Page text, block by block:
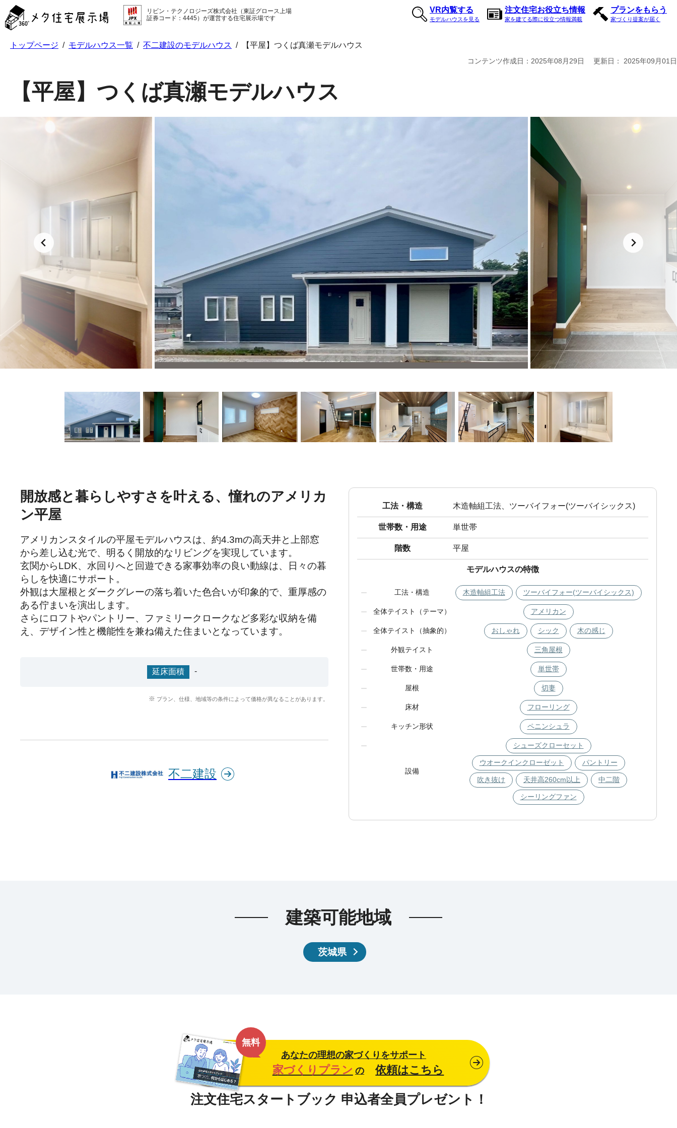
タ
住
リビン・テクノロジーズ株式会社（東証グロース上場
証券コード：4445）が運営する住宅展示場です
VR内覧する
モデルハウスを見る
注文住宅お役立ち情報
家を建てる際に役立つ情報満載
プランをもらう
家づくり提案が届く
トップページ / モデルハウス一覧 / 不二建設のモデルハウス / 【平屋】つくば真瀬モデルハウス
コンテンツ作成日： 2025年08月29日 更新日： 2025年09月01日
【平屋】つくば真瀬モデルハウス
開放感と暮らしやすさを叶える、憧れのアメリカ
ン平屋
アメリカンスタイルの平屋モデルハウスは、約4.3mの高天井と上部窓
から差し込む光で、明るく開放的なリビングを実現しています。
玄関からLDK、水回りへと回遊できる家事効率の良い動線は、日々の暮
らしを快適にサポート。
外観は大屋根とダークグレーの落ち着いた色合いが印象的で、重厚感の
ある佇まいを演出します。
さらにロフトやパントリー、ファミリークロークなど多彩な収納を備
え、デザイン性と機能性を兼ね備えた住まいとなっています。
延床面積 -
プラン、仕様、地域等の条件によって価格が異なることがあります。
不二建設
工法・構造 木造軸組工法、ツーバイフォー(ツーバイシックス)
世帯数・用途 単世帯
階数 平屋
モデルハウスの特徴
工法・構造 木造軸組工法 ツーバイフォー(ツーバイシックス)
全体テイスト（テーマ） アメリカン
全体テイスト（抽象的） おしゃれ シック 木の感じ
外観テイスト 三角屋根
世帯数・用途 単世帯
屋根 切妻
床材 フローリング
キッチン形状 ペニンシュラ
設備
シューズクローセット
ウオークインクローゼット パントリー
吹き抜け 天井高260cm以上 中二階
シーリングファン
建築可能地域
茨城県
無料
あなたの理想の家づくりをサポート
家づくりプラン の 依頼はこちら